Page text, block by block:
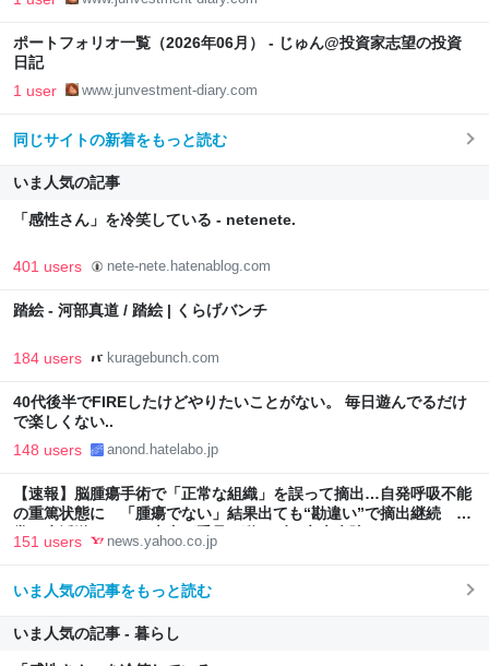
ポートフォリオ一覧（2026年06月） - じゅん@投資家志望の投資
日記
1 user www.junvestment-diary.com
同じサイトの新着をもっと読む
いま人気の記事
「感性さん」を冷笑している - netenete.
401 users nete-nete.hatenablog.com
踏絵 - 河部真道 / 踏絵 | くらげバンチ
184 users kuragebunch.com
40代後半でFIREしたけどやりたいことがない。 毎日遊んでるだけ
で楽しくない..
148 users anond.hatelabo.jp
【速報】脳腫瘍手術で「正常な組織」を誤って摘出…自発呼吸不能
の重篤状態に 「腫瘍でない」結果出ても“勘違い”で摘出継続 通
常の生活送っていた患者が手足も動かず 京大病院（MBSニュー
ス） - Yahoo!ニュース
151 users news.yahoo.co.jp
いま人気の記事をもっと読む
いま人気の記事 - 暮らし